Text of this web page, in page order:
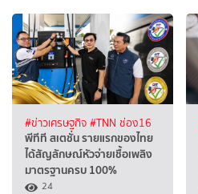
#ข่าวเศรษฐกิจ #TNN ช่อง16
พีทีที สเตชั่น รายแรกของไทย
ได้สัญลักษณ์หัวจ่ายเชื้อเพลิง
มาตรฐานครบ 100%
24